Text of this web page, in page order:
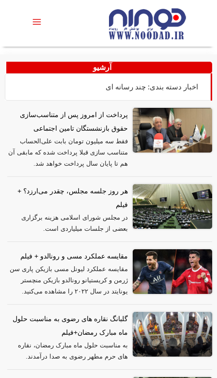
آرشیو
اخبار دسته بندی: چند رسانه ای
پرداخت از امروز پس از متناسب‌سازی
حقوق بازنشستگان تامین اجتماعی
فقط سه میلیون تومان بابت علی‌الحساب
متناسب سازی قبلا پرداخت شده که مابقی آن
هم تا پایان سال پرداخت خواهد شد.
هر روز جلسه مجلس، چقدر می‌ارزد؟ +
فیلم
در مجلس شورای اسلامی هزینه برگزاری
بعضی از جلسات میلیاردی است.
مقایسه عملکرد مسی و رونالدو + فیلم
مقایسه عملکرد لیونل مسی بازیکن پاری سن
ژرمن و کریستیانو رونالدو بازیکن منچستر
یونایتد در سال ۲۰۲۲ را مشاهده می‌کنید.
گلبانگ نقاره های رضوی به مناسبت حلول
ماه مبارک رمضان+فیلم
به مناسبت حلول ماه مبارک رمضان، نقاره
های حرم مطهر رضوی به صدا درآمدند.